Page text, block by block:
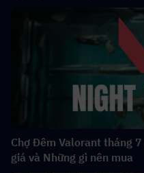
Chợ Đêm Valorant tháng
giá và Những gì nên mua